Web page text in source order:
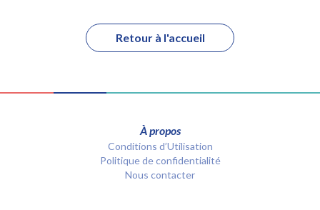
Retour à l'accueil
À propos
Conditions d’Utilisation
Politique de confidentialité
Nous contacter